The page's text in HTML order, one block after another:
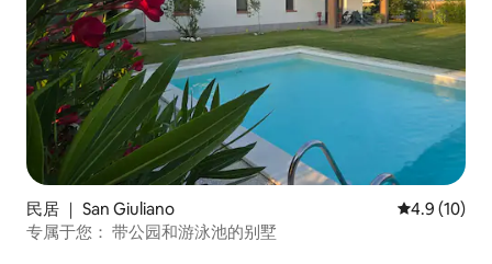
民居 ｜ San Giuliano 平均评分
4.9 (10)
专属于您： 带公园和游泳池的别墅